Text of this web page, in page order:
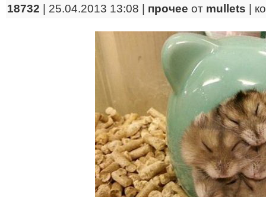
18732 | 25.04.2013 13:08 | прочее от mullets